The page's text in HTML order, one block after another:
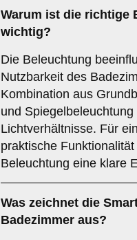
Warum ist die richtige
wichtig?
Die Beleuchtung
Nutzbarkeit des
Kombination aus
und
Lichtverhältnisse. Für
praktische
Beleuchtung eine klare
Was zeichnet die
Badezimmer aus?